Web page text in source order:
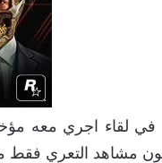
لقاء اجري معه
التعري فقط